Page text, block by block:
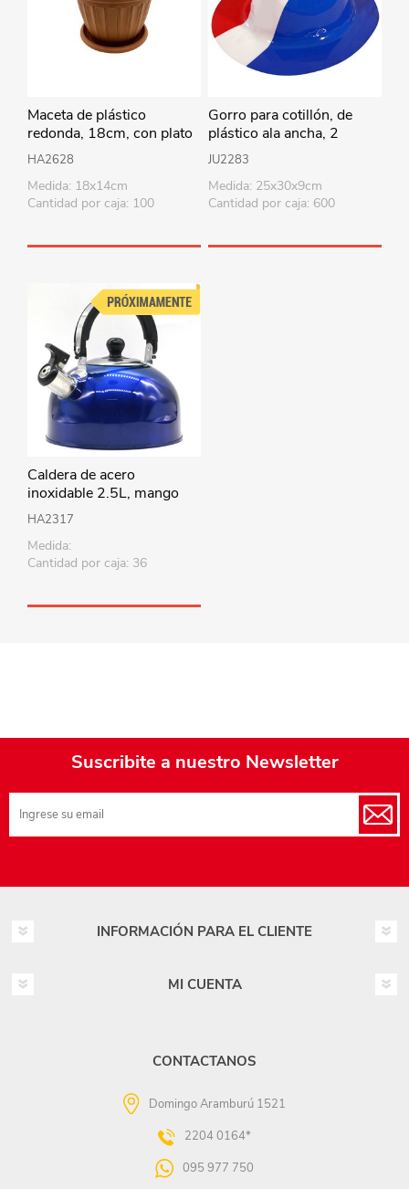
Maceta de plástico
redonda, 18cm, con plato
HA2628
Medida: 18x14cm
Cantidad por caja: 100
Gorro para cotillón, de
plástico ala ancha, 2
diseños
JU2283
Medida: 25x30x9cm
Cantidad por caja: 600
Caldera de acero
inoxidable 2.5L, mango
combinado, en caja, varios
colores
HA2317
Medida:
Cantidad por caja: 36
Suscribite a nuestro Newsletter
INFORMACIÓN PARA EL CLIENTE
MI CUENTA
CONTACTANOS
Domingo Aramburú 1521
2204 0164*
095 977 750